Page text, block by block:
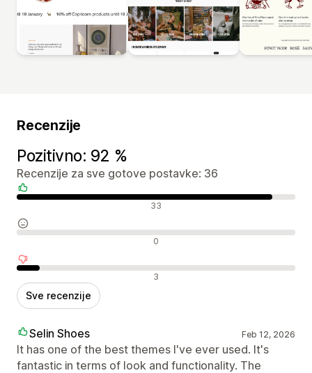
Recenzije
Pozitivno: 92 %
Recenzije za sve gotove postavke: 36
Pozitivne recenzije 33
Neutralne recenzije 0
Negativne recenzije 3
Sve recenzije
Selin Shoes Feb 12, 2026
It has one of the best themes I've ever used. It's
fantastic in terms of look and functionality. The